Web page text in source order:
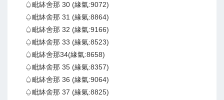
♤毗缽舍那 30 (緣氣:9072)
♤毗缽舍那 31 (緣氣:8864)
♤毗缽舍那 32 (緣氣:9166)
♤毗缽舍那 33 (緣氣:8523)
♤毗缽舍那34(緣氣:8658)
♤毗缽舍那 35 (緣氣:8357)
♤毗缽舍那 36 (緣氣:9064)
♤毗缽舍那 37 (緣氣:8825)